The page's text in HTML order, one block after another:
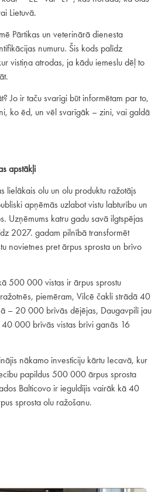
Lietuvā.
Pārtikas un veterinārā dienesta
numuru. Šis kods palīdz
vistiņa atrodas, ja kādu iemeslu dēļ to
Jo ir taču svarīgi būt informētam par to,
ko ēd, un vēl svarīgāk – zini, vai galdā
apstākļi
lielākais olu un olu produktu ražotājs
apņēmās uzlabot vistu labturību un
Uzņēmums katru gadu savā ilgtspējas
2027. gadam pilnībā transformēt
novietnes pret ārpus sprosta un brīvo
500 000 vistas ir ārpus sprostu
piemēram, Vilcē čakli strādā 40
– 20 000 brīvās dējējas, Daugavpilī jau
000 brīvās vistas brīvi ganās 16
nākamo investīciju kārtu Iecavā, kur
papildus 500 000 ārpus sprosta
Balticovo ir ieguldījis vairāk kā 40
sprosta olu ražošanu.